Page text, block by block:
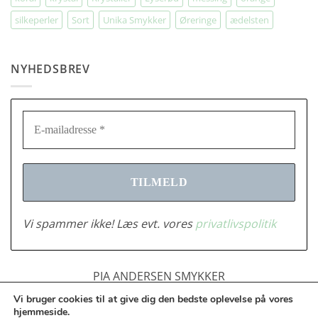
silkeperler
Sort Unika Smykker Øreringe ædelsten
NYHEDSBREV
Vi spammer ikke! Læs evt. voresprivatlivspolitik
PIA ANDERSEN SMYKKER
Tlf.: 2683378 | CVR: 28916701 |
Vi bruger cookies til at give dig den bedste oplevelse på vores
hjemmeside.